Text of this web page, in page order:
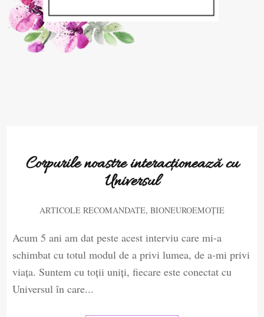
Corpurile noastre interacționează cu
Universul
ARTICOLE RECOMANDATE, BIONEUROEMOȚIE
Acum 5 ani am dat peste acest interviu care mi-a
schimbat cu totul modul de a privi lumea, de a-mi privi
viața. Suntem cu toții uniți, fiecare este conectat cu
Universul în care...